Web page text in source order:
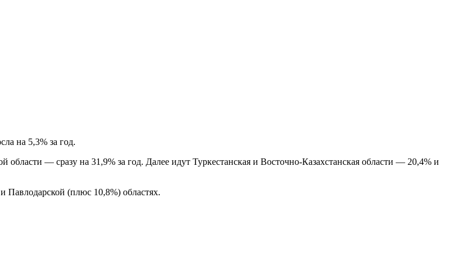
на 5,3% за год.
— сразу на 31,9% за год. Далее идут Туркестанская и Восточно-Казахстанская области — 20,4% и
Павлодарской (плюс 10,8%) областях.